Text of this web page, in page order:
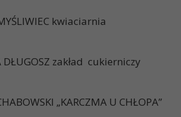
kwiaciarnia
DŁUGOSZ zakład cukierniczy
„KARCZMA U CHŁOPA”